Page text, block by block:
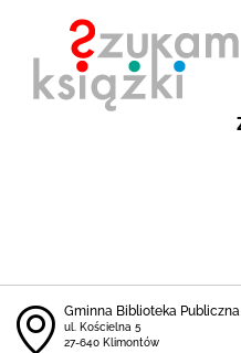
Gminna Biblioteka
ul. Kościelna 5
27-640 Klimontów